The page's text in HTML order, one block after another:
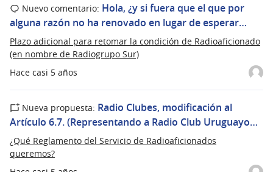
Hace casi 5 años
Nuevo comentario: Hola, ¿y si fuera que el que por
alguna razón no ha renovado en lugar de esperar…
Plazo adicional para retomar la condición de Radioaficionado
(en nombre de Radiogrupo Sur)
Nueva propuesta: Radio Clubes, modificación al
Artículo 6.7. (Representando a Radio Club Uruguayo…
¿Qué Reglamento del Servicio de Radioaficionados
queremos?